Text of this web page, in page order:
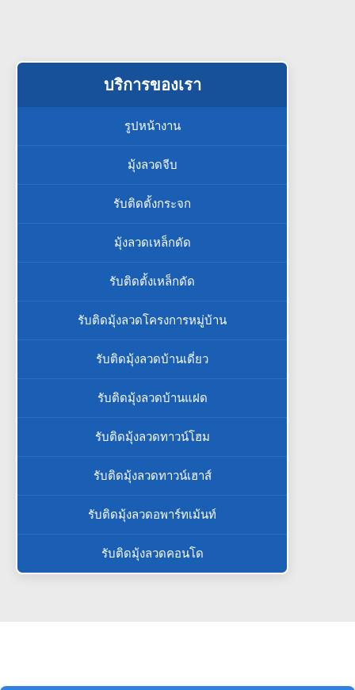
บริการของเรา
รูปหน้างาน
มุ้งลวดจีบ
รับติดตั้งกระจก
มุ้งลวดเหล็กดัด
รับติดตั้งเหล็กดัด
รับติดมุ้งลวดโครงการหมู่บ้าน
รับติดมุ้งลวดบ้านเดี่ยว
รับติดมุ้งลวดบ้านแฝด
รับติดมุ้งลวดทาวน์โฮม
รับติดมุ้งลวดทาวน์เฮาส์
รับติดมุ้งลวดอพาร์ทเม้นท์
รับติดมุ้งลวดคอนโด